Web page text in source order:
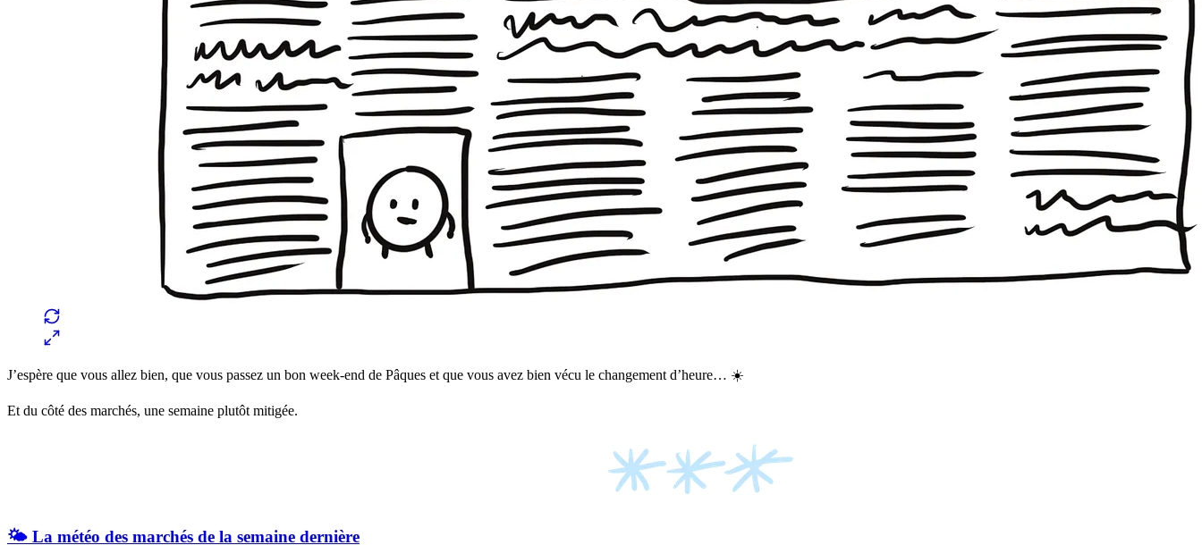
J’espère que vous allez bien, que vous passez un bon week-end de Pâques et que vous avez bien vécu le changement d’heure… ☀️
Et du côté des marchés, une semaine plutôt mitigée.
🌤️ La météo des marchés de la semaine dernière